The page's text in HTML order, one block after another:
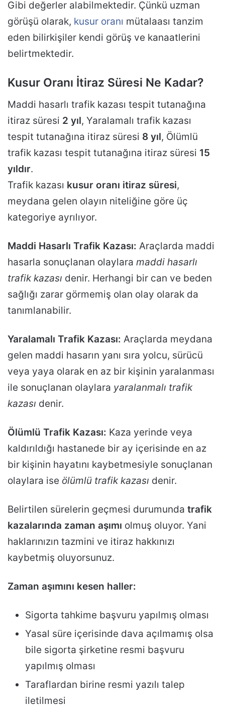
Gibi değerler alabilmektedir. Çünkü uzman
görüşü olarak, kusur oranı mütalaası tanzim
eden bilirkişiler kendi görüş ve kanaatlerini
belirtmektedir.
Kusur Oranı İtiraz Süresi Ne Kadar?
Maddi hasarlı trafik kazası tespit tutanağına
itiraz süresi 2 yıl, Yaralamalı trafik kazası
tespit tutanağına itiraz süresi 8 yıl, Ölümlü
trafik kazası tespit tutanağına itiraz süresi 15
yıldır.
Trafik kazası kusur oranı itiraz süresi,
meydana gelen olayın niteliğine göre üç
kategoriye ayrılıyor.
Maddi Hasarlı Trafik Kazası: Araçlarda maddi
hasarla sonuçlanan olaylara maddi hasarlı
trafik kazası denir. Herhangi bir can ve beden
sağlığı zarar görmemiş olan olay olarak da
tanımlanabilir.
Yaralamalı Trafik Kazası: Araçlarda meydana
gelen maddi hasarın yanı sıra yolcu, sürücü
veya yaya olarak en az bir kişinin yaralanması
ile sonuçlanan olaylara yaralanmalı trafik
kazası denir.
Ölümlü Trafik Kazası: Kaza yerinde veya
kaldırıldığı hastanede bir ay içerisinde en az
bir kişinin hayatını kaybetmesiyle sonuçlanan
olaylara ise ölümlü trafik kazası denir.
Belirtilen sürelerin geçmesi durumunda trafik
kazalarında zaman aşımı olmuş oluyor. Yani
haklarınızın tazmini ve itiraz hakkınızı
kaybetmiş oluyorsunuz.
Zaman aşımını kesen haller:
Sigorta tahkime başvuru yapılmış olması
Yasal süre içerisinde dava açılmamış olsa
bile sigorta şirketine resmi başvuru
yapılmış olması
Taraflardan birine resmi yazılı talep
iletilmesi